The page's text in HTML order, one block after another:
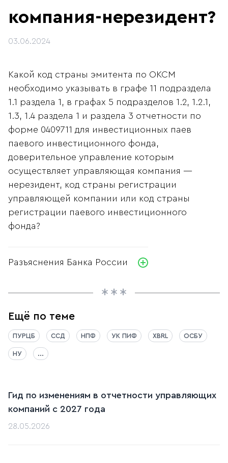
компания-нерезидент?
03.06.2024
Какой код страны эмитента по ОКСМ
необходимо указывать в графе 11 подраздела
1.1 раздела 1, в графах 5 подразделов 1.2, 1.2.1,
1.3, 1.4 раздела 1 и раздела 3 отчетности по
форме 0409711 для инвестиционных паев
паевого инвестиционного фонда,
доверительное управление которым
осуществляет управляющая компания —
нерезидент, код страны регистрации
управляющей компании или код страны
регистрации паевого инвестиционного
фонда?
Разъяснения Банка России
Ещё по теме
ПУРЦБ ССД НПФ УК ПИФ XBRL ОСБУ
НУ ...
Гид по изменениям в отчетности управляющих
компаний с 2027 года
28.05.2026